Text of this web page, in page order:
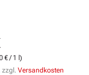
€ / 1 l)
zzgl. Versandkosten